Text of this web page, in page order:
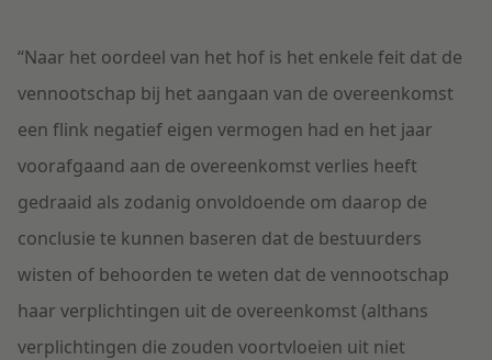
“Naar het oordeel van het hof is het enkele feit dat de
vennootschap bij het aangaan van de overeenkomst
een flink negatief eigen vermogen had en het jaar
voorafgaand aan de overeenkomst verlies heeft
gedraaid als zodanig onvoldoende om daarop de
conclusie te kunnen baseren dat de bestuurders
wisten of behoorden te weten dat de vennootschap
haar verplichtingen uit de overeenkomst (althans
verplichtingen die zouden voortvloeien uit niet